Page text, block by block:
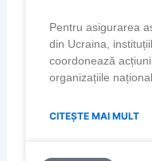
Pentru asigurarea
din Ucraina,
coordonează
organizațiile
CITEȘTE MAI MULT